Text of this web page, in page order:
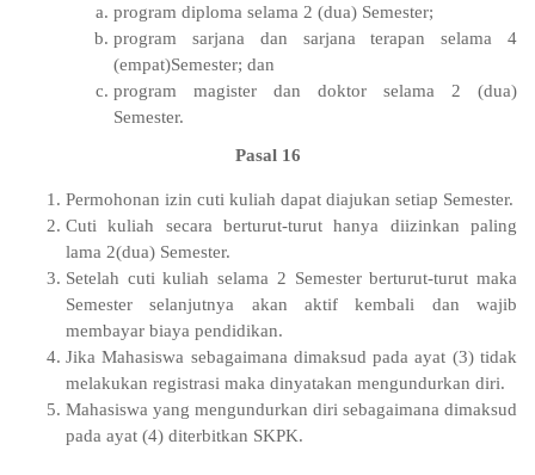
program diploma selama 2 (dua) Semester;
program sarjana dan sarjana terapan selama 4
(empat)Semester; dan
program magister dan doktor selama 2 (dua)
Semester.
Pasal 16
Permohonan izin cuti kuliah dapat diajukan setiap Semester.
Cuti kuliah secara berturut-turut hanya diizinkan paling
lama 2(dua) Semester.
Setelah cuti kuliah selama 2 Semester berturut-turut maka
Semester selanjutnya akan aktif kembali dan wajib
membayar biaya pendidikan.
Jika Mahasiswa sebagaimana dimaksud pada ayat (3) tidak
melakukan registrasi maka dinyatakan mengundurkan diri.
Mahasiswa yang mengundurkan diri sebagaimana dimaksud
pada ayat (4) diterbitkan SKPK.